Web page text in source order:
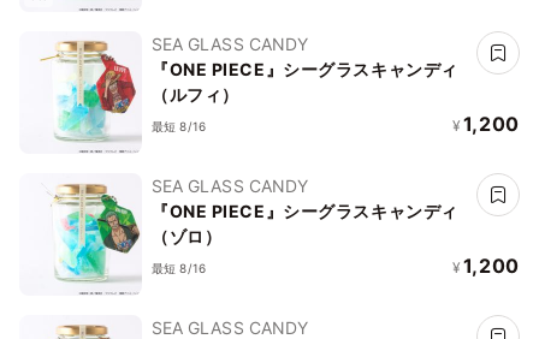
SEA GLASS CANDY
『ONE PIECE』シーグラスキャンディ
（ルフィ）
最短 8/16 ¥ 1,200
SEA GLASS CANDY
『ONE PIECE』シーグラスキャンディ
（ゾロ）
最短 8/16 ¥ 1,200
SEA GLASS CANDY